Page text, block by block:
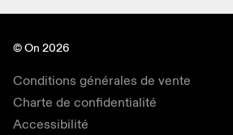
© On 2026
Conditions générales de vente
Charte de confidentialité
Accessibilité